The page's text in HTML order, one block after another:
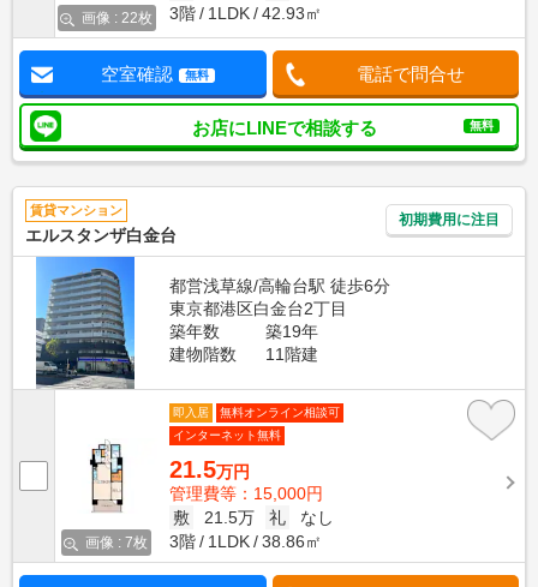
画像 : 22枚
3階
1LDK 42.93㎡
空室確認 無料 電話で問合せ
お店にLINEで相談する 無料
賃貸マンション
エルスタンザ白金台
初期費用に注目
都営浅草線/高輪台駅 徒歩6分
東京都港区白金台2丁目
築年数
築19年
建物階数
11階建
画像 : 7枚
即入居
無料オンライン相談可
インターネット無料
21.5万円
管理費等：15,000円
敷
21.5万 礼
なし
3階
1LDK 38.86㎡